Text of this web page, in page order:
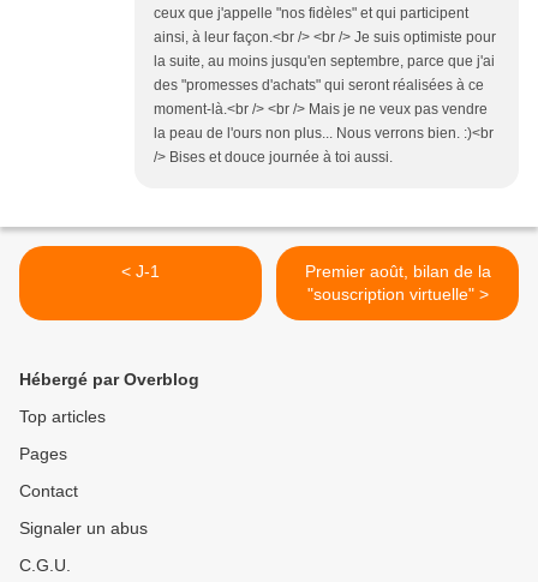
ceux que j'appelle "nos fidèles" et qui participent
ainsi, à leur façon.<br /> <br /> Je suis optimiste pour
la suite, au moins jusqu'en septembre, parce que j'ai
des "promesses d'achats" qui seront réalisées à ce
moment-là.<br /> <br /> Mais je ne veux pas vendre
la peau de l'ours non plus... Nous verrons bien. :)<br
/> Bises et douce journée à toi aussi.
< J-1
Premier août, bilan de la
"souscription virtuelle" >
Hébergé par Overblog
Top articles
Pages
Contact
Signaler un abus
C.G.U.